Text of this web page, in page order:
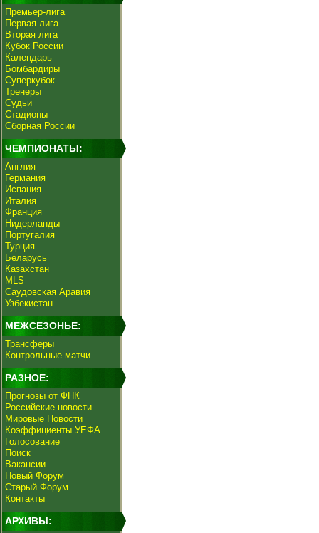
Премьер-лига
Первая лига
Вторая лига
Кубок России
Календарь
Бомбардиры
Суперкубок
Тренеры
Судьи
Стадионы
Сборная России
ЧЕМПИОНАТЫ:
Англия
Германия
Испания
Италия
Франция
Нидерланды
Португалия
Турция
Беларусь
Казахстан
MLS
Саудовская Аравия
Узбекистан
МЕЖСЕЗОНЬЕ:
Трансферы
Контрольные матчи
РАЗНОЕ:
Прогнозы от ФНК
Российские новости
Мировые Новости
Коэффициенты УЕФА
Голосование
Поиск
Вакансии
Новый Форум
Старый Форум
Контакты
АРХИВЫ: